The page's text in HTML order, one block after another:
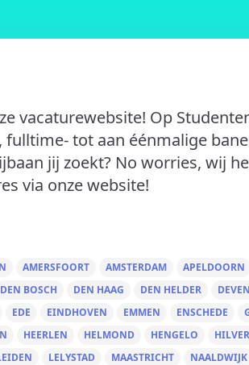
vacaturewebsite! Op
tot aan éénmalige
jij zoekt? No worries, wij
via onze website!
AMERSFOORT AMSTERDAM APELDOORN
DEN BOSCH DEN HAAG DEN HELDER
EDE EINDHOVEN EMMEN ENSCHEDE
HEERLEN HELMOND HENGELO
LELYSTAD MAASTRICHT NAALDWIJK